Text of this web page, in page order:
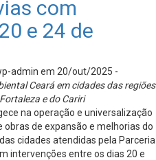
com
e 24 de
admin em 20/out/2025 -
Ceará em cidades das regiões
e do Cariri
na operação e universalização
de expansão e melhorias do
cidades atendidas pela Parceria
intervenções entre os dias 20 e